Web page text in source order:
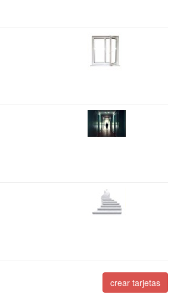
crear tarjetas